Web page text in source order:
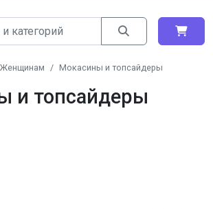
Женщинам Мокасины и топсайдеры
и топсайдеры